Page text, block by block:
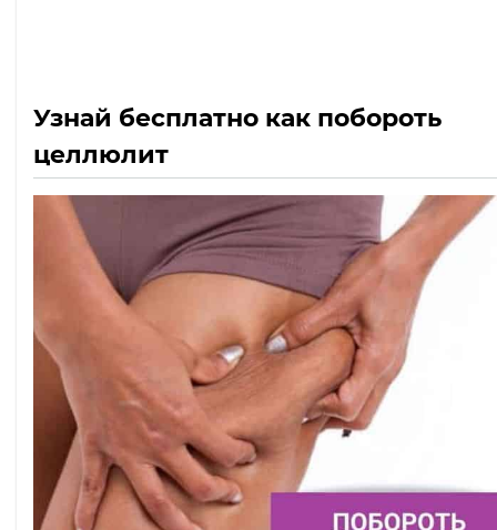
Узнай бесплатно как побороть
целлюлит